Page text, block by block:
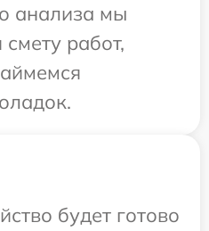
анализа мы
работ,
будет готово